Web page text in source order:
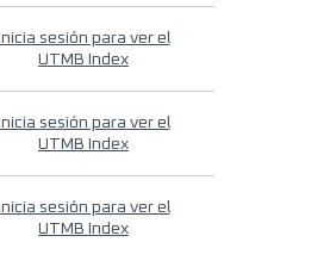
Inicia sesión para ver el
UTMB Index
Inicia sesión para ver el
UTMB Index
Inicia sesión para ver el
UTMB Index